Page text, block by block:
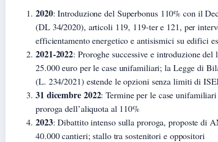
2020: Introduzione del Superbonus 110% con il
(DL 34/2020), articoli 119, 119-ter e 121, per
efficientamento energetico e antisismici su edifici
2021-2022: Proroghe successive e introduzione
25.000 euro per le case unifamiliari; la Legge di
(L. 234/2021) estende le opzioni senza limiti di
31 dicembre 2022: Termine per le case unifamiliari
proroga dell’aliquota al 110%
2023: Dibattito intenso sulla proroga, proposte di
40.000 cantieri; stallo tra sostenitori e oppositori